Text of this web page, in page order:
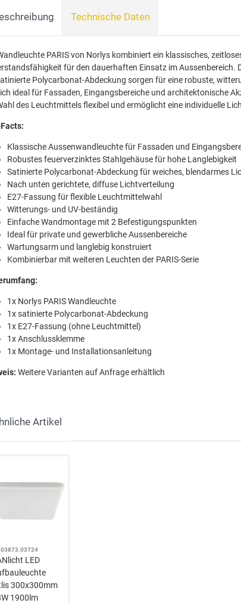
Technische Daten
PARIS von Norlys kombiniert ein klassisches,
für den dauerhaften Einsatz im Aussenbereich.
Polycarbonat-Abdeckung sorgen für eine robuste,
ideal für Fassaden, Eingangsbereiche und architektonische
des Leuchtmittels flexibel und ermöglicht eine individuelle
Klassische Aussenwandleuchte für Fassaden und
Robustes feuerverzinktes Stahlgehäuse für hohe Langlebigkeit
Satinierte Polycarbonat-Abdeckung für weiches, blendarmes
Nach unten gerichtete, diffuse Lichtverteilung
E27-Fassung für flexible Leuchtmittelwahl
Witterungs- und UV-beständig
Einfache Wandmontage mit 2 Befestigungspunkten
Ideal für private und gewerbliche Aussenbereiche
Wartungsarm und langlebig konstruiert
Kombinierbar mit weiteren Leuchten der PARIS-Serie
1x Norlys PARIS Wandleuchte
1x satinierte Polycarbonat-Abdeckung
1x E27-Fassung (ohne Leuchtmittel)
1x Anschlussklemme
1x Montage- und Installationsanleitung
Weitere Varianten auf Anfrage erhältlich
Artikel
LED
300x300mm
1900lm